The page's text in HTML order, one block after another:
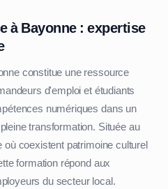
à Bayonne : expertise
constitue une ressource
d'emploi et étudiants
numériques dans un
transformation. Située au
coexistent patrimoine culturel
formation répond aux
du secteur local.